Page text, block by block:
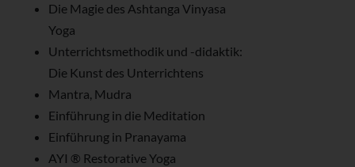
Die Magie des Ashtanga Vinyasa
Yoga
Unterrichtsmethodik und -didaktik:
Die Kunst des Unterrichtens
Mantra, Mudra
Einführung in die Meditation
Einführung in Pranayama
AYI ® Restorative Yoga